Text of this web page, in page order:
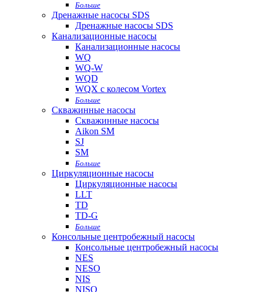
Больше
Дренажные насосы SDS
Дренажные насосы SDS
Канализационные насосы
Канализационные насосы
WQ
WQ-W
WQD
WQX с колесом Vortex
Больше
Скважинные насосы
Скважинные насосы
Aikon SM
SJ
SM
Больше
Циркуляционные насосы
Циркуляционные насосы
LLT
TD
TD-G
Больше
Консольные центробежный насосы
Консольные центробежный насосы
NES
NESO
NIS
NISO